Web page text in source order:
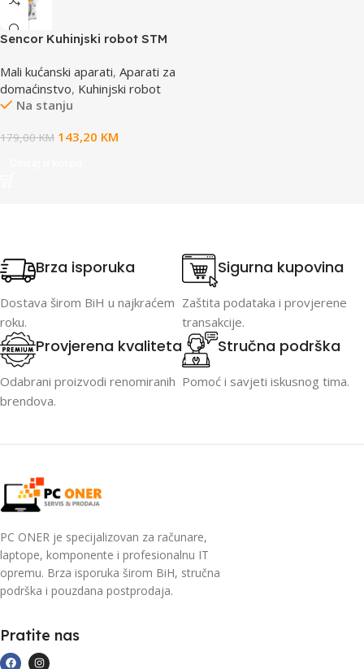
Sencor Kuhinjski robot STM
Mali kućanski aparati, Aparati za
domaćinstvo, Kuhinjski robot
Na stanju
179,00KM 143,20 KM
Brza isporuka
Dostava širom BiH u najkraćem
roku.
Sigurna kupovina
Zaštita podataka i provjerene
transakcije.
Provjerena kvaliteta
Odabrani proizvodi renomiranih
brendova.
Stručna podrška
Pomoć i savjeti iskusnog tima.
PC ONER je specijalizovan za računare,
laptope, komponente i profesionalnu IT
opremu. Brza isporuka širom BiH, stručna
podrška i pouzdana postprodaja.
Pratite nas